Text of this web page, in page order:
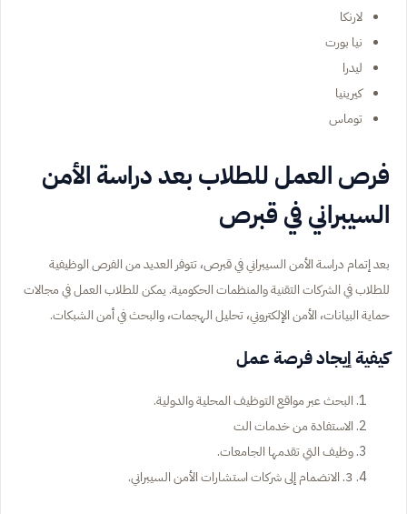
لارنكا
نيا بورت
ليدرا
كيرينيا
توماس
فرص العمل للطلاب بعد دراسة الأمن
السيبراني في قبرص
بعد إتمام دراسة الأمن السيبراني في قبرص، تتوفر العديد من الفرص الوظيفية
للطلاب في الشركات التقنية والمنظمات الحكومية. يمكن للطلاب العمل في مجالات
حماية البيانات، الأمن الإلكتروني، تحليل الهجمات، والبحث في أمن الشبكات.
كيفية إيجاد فرصة عمل
البحث عبر مواقع التوظيف المحلية والدولية.
الاستفادة من خدمات الت
وظيف التي تقدمها الجامعات.
3. الانضمام إلى شركات استشارات الأمن السيبراني.